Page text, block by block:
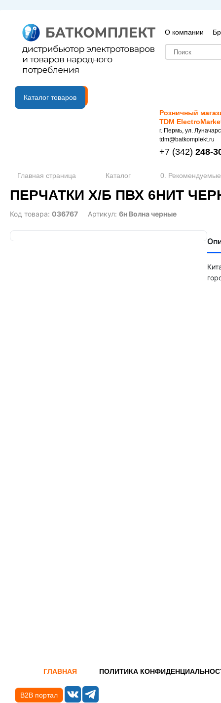
О компании
B2B портал
Каталог товаров
Розничный
TDM
г. Пермь, ул.
tdm@batkomplekt.ru
+7 (342) 248-
Главная страница Каталог 0.
ПЕРЧАТКИ Х/Б ПВХ 6НИТ
Код товара: 036767 Артикул: 6н Волна черные
ГЛАВНАЯ ПОЛИТИКА
B2B портал